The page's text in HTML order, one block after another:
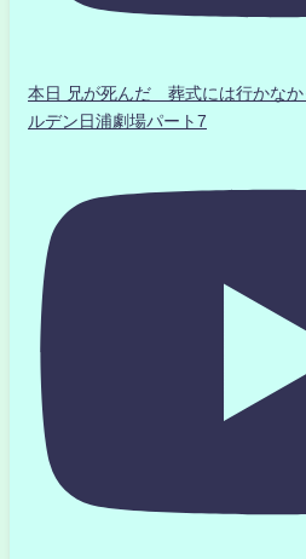
本日 兄が死んだ 葬式には行かな
ルデン日浦劇場パート7